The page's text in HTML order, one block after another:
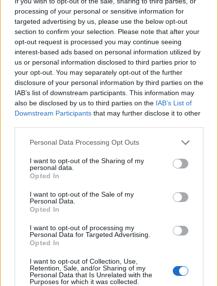
processing of your personal or sensitive information for
targeted advertising by us, please use the below opt-out
section to confirm your selection. Please note that after your
opt-out request is processed you may continue seeing
interest-based ads based on personal information utilized by
us or personal information disclosed to third parties prior to
your opt-out. You may separately opt-out of the further
disclosure of your personal information by third parties on the
IAB’s list of downstream participants. This information may
also be disclosed by us to third parties on the IAB’s List of
Downstream Participants that may further disclose it to other
Please note that this website/app uses one or more Google
not limited to your visit or usage behaviour. You may click to
grant or deny consent to Google and its third-party tags to
use your data for below specified purposes in below Google
consent section.
Personal Data Processing Opt Outs
I want to opt-out of the Sharing of my
personal data.
Opted In
I want to opt-out of the Sale of my
Personal Data.
Opted In
I want to opt-out of processing my
Personal Data for Targeted Advertising.
Opted In
I want to opt-out of Collection, Use,
Retention, Sale, and/or Sharing of my
Personal Data that Is Unrelated with the
Purposes for which it was collected.
Διαρκής μέριμνα για ασφαλείς και αξιόπιστες
μετακινήσεις με το Μετρό
Επίσκεψη του αναπληρωτή Υπουργού Μεταφορών Γιώργου
Κώτσηρα στο Κέντρο Ελέγχου Λειτουργίας των Γραμμών 2 & 3
του Μετρό στο Σύνταγμα.
22.06.2026 19:46
Γιώργος
Σκευοφύλαξ
Ορκίστηκαν τα νέα μέλη της κυβέρνησης μετά
τον μίνι ανασχηματισμό
παρουσία του Κυριάκου Μητσοτάκη, ορκίστηκαν στο
Προεδρικό Μέγαρο τα νέα μέλη της κυβέρνησης μετά τον
ανασχηματισμό.